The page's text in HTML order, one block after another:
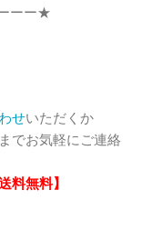
ーー★
せいただくか
でお気軽にご連絡
送料無料】